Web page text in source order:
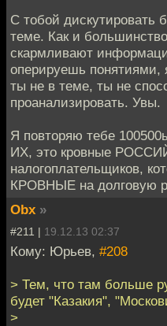
С тобой дискутировать
теме. Как и
скармливают
оперируешь
ты не в теме, ты не
проанализировать. Увы.
Я повторяю тебе
ИХ, это кровные
налогоплательщиков,
КРОВНЫЕ на долговую
Obx »
#211 | 19.12.13 02:37
Кому: Юрьев, #208
> Тем, что там больше
будет "Казакия",
>